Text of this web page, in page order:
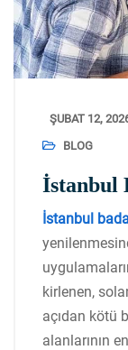
ŞUBAT 12,
BLOG
İstanbul
İstanbul
kirlenen,
açıdan kötü
alanlarının